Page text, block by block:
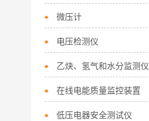
微压计
电压检测仪
乙炔、氢气和水分监测仪
在线电能质量监控装置
低压电器安全测试仪